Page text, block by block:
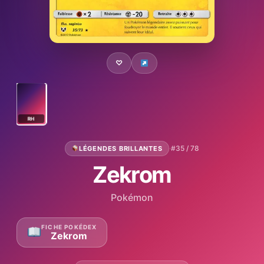
♡
RH
LÉGENDES BRILLANTES ·#35 / 78
Zekrom
Pokémon
FICHE POKÉDEX
Zekrom